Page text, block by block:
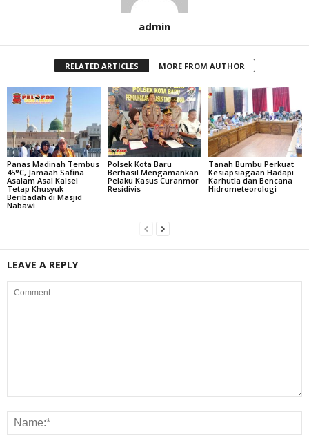
admin
RELATED ARTICLES MORE FROM AUTHOR
Panas Madinah Tembus
45°C, Jamaah Safina
Asalam Asal Kalsel
Tetap Khusyuk
Beribadah di Masjid
Nabawi
Polsek Kota Baru
Berhasil Mengamankan
Pelaku Kasus Curanmor
Residivis
Tanah Bumbu Perkuat
Kesiapsiagaan Hadapi
Karhutla dan Bencana
Hidrometeorologi
LEAVE A REPLY